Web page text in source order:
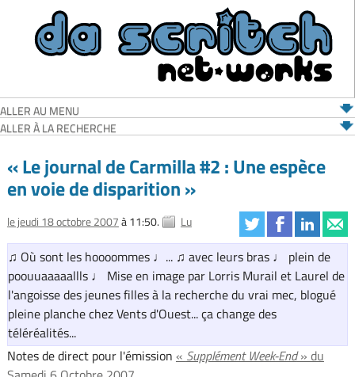
ALLER AU MENU
ALLER À LA RECHERCHE
« Le journal de Carmilla #2 : Une espèce
en voie de disparition »
le jeudi 18 octobre 2007à 11:50. Lu
♫ Où sont les hoooommes ♩... ♫ avec leurs bras ♩ plein de
poouuaaaaallls ♩ Mise en image par Lorris Murail et Laurel de
l'angoisse des jeunes filles à la recherche du vrai mec, blogué
pleine planche chez Vents d'Ouest... ça change des
téléréalités...
Notes de direct pour l'émission « Supplément Week-End» du